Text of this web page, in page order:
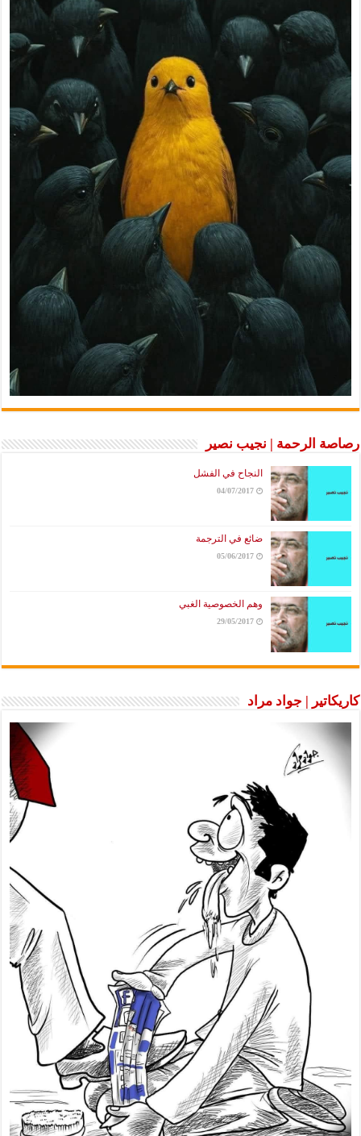
رصاصة الرحمة | نجيب نصير
النجاح في الفشل
04/07/2017
ضائع في الترجمة
05/06/2017
وهم الخصوصية الغبي
29/05/2017
كاريكاتير | جواد مراد